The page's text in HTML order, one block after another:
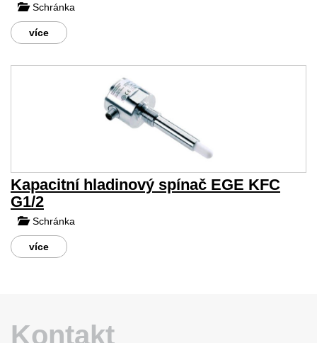
Schránka
více
Kapacitní hladinový spínač EGE KFC
G1/2
Schránka
více
Kontakt